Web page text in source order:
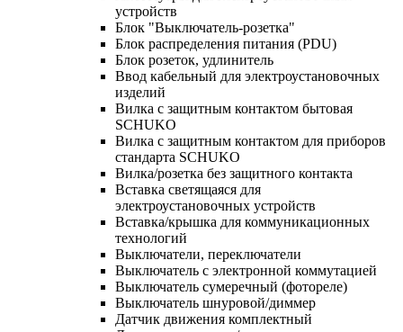
устройств
Блок "Выключатель-розетка"
Блок распределения питания (PDU)
Блок розеток, удлинитель
Ввод кабельный для электроустановочных
изделий
Вилка с защитным контактом бытовая
SCHUKO
Вилка с защитным контактом для приборов
стандарта SCHUKO
Вилка/розетка без защитного контакта
Вставка светящаяся для
электроустановочных устройств
Вставка/крышка для коммуникационных
технологий
Выключатели, переключатели
Выключатель с электронной коммутацией
Выключатель сумеречный (фотореле)
Выключатель шнуровой/диммер
Датчик движения комплектный